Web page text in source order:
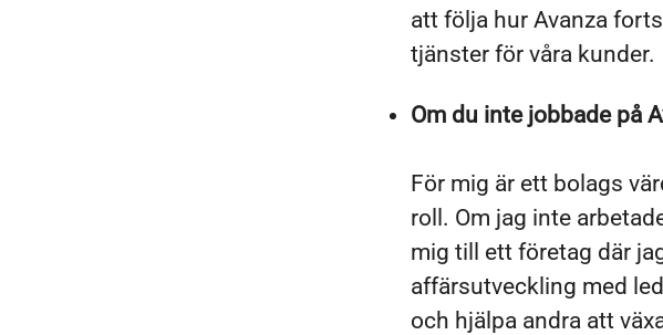
att följa hur Avanza
tjänster för våra kunder.
Om du inte jobbade på
För mig är ett bolags
roll. Om jag inte
mig till ett företag där
affärsutveckling med
och hjälpa andra att